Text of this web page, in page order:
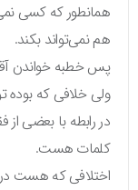
همانطور که کسی
هم نمی‌تواند بکند.
پس خطبه خواندن آقا
ولی خلافی که بوده
در رابطه با بعضی از
کلمات هست.
اختلافی که هست